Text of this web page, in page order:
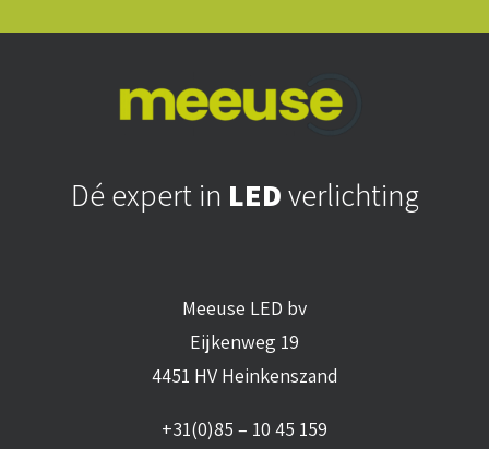
Dé expert in LEDverlichting
Meeuse LED bv
Eijkenweg 19
4451 HV Heinkenszand
+31(0)85 – 10 45 159